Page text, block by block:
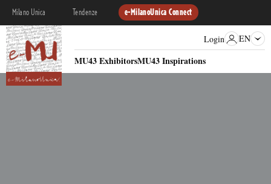
Milano Unica Tendenze e-MilanoUnica Connect
MU43 ExhibitorsMU43 Inspirations
Login EN